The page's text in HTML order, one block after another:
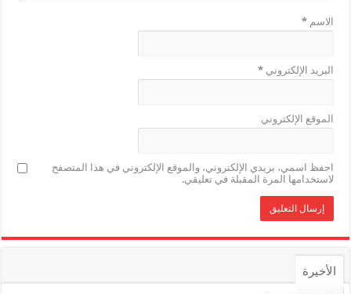
الاسم*
البريد الإلكتروني*
الموقع الإلكتروني
احفظ اسمي، بريدي الإلكتروني، والموقع الإلكتروني في هذا المتصفح
لاستخدامها المرة المقبلة في تعليقي.
الأخيرة